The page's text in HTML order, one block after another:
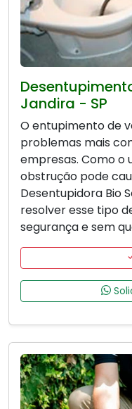
Jandira - SP
O entupimento de
problemas mais
empresas. Como o
obstrução pode
Desentupidora Bio
resolver esse tipo
segurança e sem